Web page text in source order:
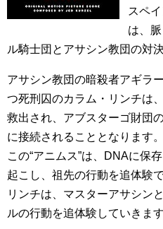
スペ
は、
ル騎士団とアサシン教団の対
アサシン教団の暗殺者アギラ
つ死刑囚のカラム・リンチは
救出され、アブスターゴ財団
に接続されることとなります。
この“アニムス”は、DNAに保
起こし、祖先の行動を追体験
リンチは、マスターアサシン
ルの行動を追体験していきます